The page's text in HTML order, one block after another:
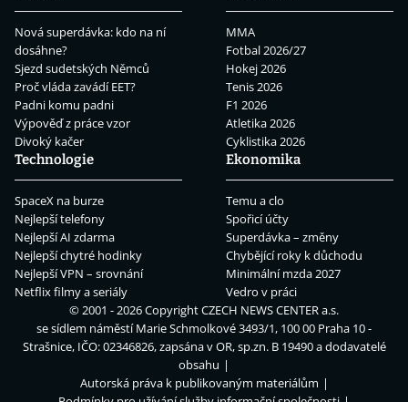
Nová superdávka: kdo na ní
dosáhne?
Sjezd sudetských Němců
Proč vláda zavádí EET?
Padni komu padni
Výpověď z práce vzor
Divoký kačer
MMA
Fotbal 2026/27
Hokej 2026
Tenis 2026
F1 2026
Atletika 2026
Cyklistika 2026
Technologie
SpaceX na burze
Nejlepší telefony
Nejlepší AI zdarma
Nejlepší chytré hodinky
Nejlepší VPN – srovnání
Netflix filmy a seriály
Ekonomika
Temu a clo
Spořicí účty
Superdávka – změny
Chybějící roky k důchodu
Minimální mzda 2027
Vedro v práci
© 2001 - 2026 CopyrightCZECH NEWS CENTER a.s.
se sídlem náměstí Marie Schmolkové 3493/1, 100 00 Praha 10 -
Strašnice, IČO: 02346826, zapsána v OR, sp.zn. B 19490 a dodavatelé
obsahu
Autorská práva k publikovaným materiálům